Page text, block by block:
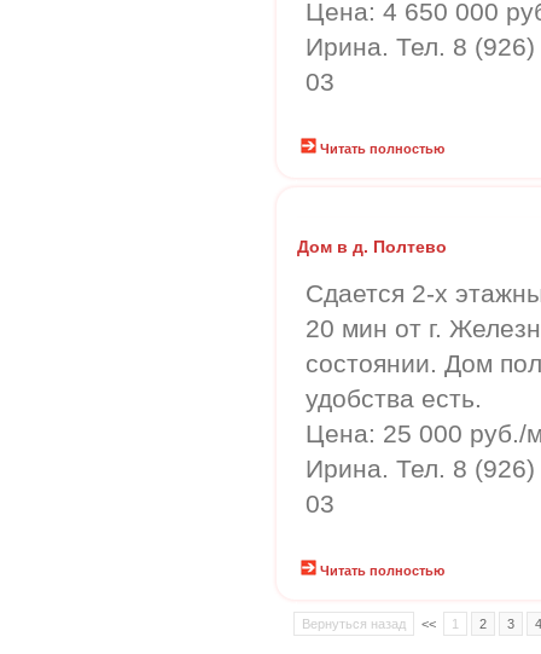
Цена: 4 650 000
Ирина. Тел. 8
03
Читать полностью
Дом в д. Полтево
Сдается 2-х
20 мин от г.
состоянии. Дом
удобства есть.
Цена: 25 000 руб./
Ирина. Тел. 8
03
Читать полностью
Вернуться назад << 1 2 3 4